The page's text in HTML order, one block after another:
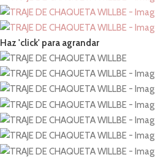
Haz 'click' para agrandar